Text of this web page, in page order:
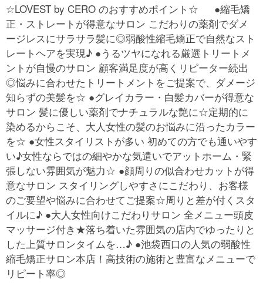
☆LOVEST by CERO のおすすめポイント☆ ●縮毛矯
正・ストレートが得意なサロン こだわりの薬剤でダメ
ージレスにサラサラ髪に◎弱酸性縮毛矯正で自然なスト
レートヘアを実現♪ ●うるツヤになれる厳選トリートメ
ントが自慢のサロン 顧客満足度が高くリピーター続出
◎悩みに合わせたトリートメントをご提案で、ダメージ
知らずの美髪を☆ ●グレイカラー・白髪カバーが得意な
サロン 髪に優しい薬剤でナチュラルな艶に☆定期的に
染めるからこそ、大人女性の髪のお悩みに沿ったカラー
を☆ ●女性スタイリストが多い 初めての方でも通いやす
い♪女性ならではの細やかな気遣いでアットホーム・緊
張しない雰囲気が魅力☆ ●顔周りの似合わせカットが得
意なサロン スタイリングしやすさにこだわり、お客様
のご要望や悩みに合わせてご提案☆周りと差が付くスタ
イルに♪ ●大人女性向けこだわりサロン 全メニュー頭皮
マッサージ付き★落ち着いた雰囲気の店内でゆったりと
した上質サロンタイムを…♪ ●池袋西口の人気の弱酸性
縮毛矯正サロン本店！高技術の施術と豊富なメニューで
リピート率◎